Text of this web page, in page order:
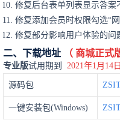
修复后台表单列表显示答案
修复添加会员时权限勾选“
修复部分影响用户体验的问
二、下载地址 （ 商城正式
专业版试用期到 2021年1月14日
源码包
一键安装包(Windows)